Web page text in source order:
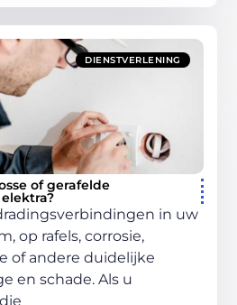
DIENSTVERLENING
of gerafelde
in uw
op rafels, corrosie,
of andere duidelijke
en schade. Als u